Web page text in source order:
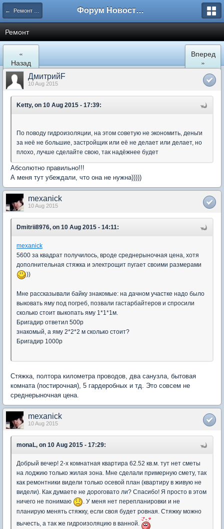
← Ремонт и обустройство Форум Новостройки
Ремонт
«
Назад
Вперед
»
ДмитрийF
10 Aug 2015
Ketty, on 10 Aug 2015 - 17:39:
По поводу гидроизоляции, на этом советую не экономить, деньги
за неё не большие, застройщик или её не делает или делает, но
плохо, лучше сделайте свою, так надёжнее будет
Абсолютно правильно!!!
А меня тут убеждали, что она не нужна)))))
mexanick
10 Aug 2015
Dmitrii8976, on 10 Aug 2015 - 14:11:
mexanick
5600 за квадрат получилось, вроде среднерыночная цена, хотя
дополнительная стяжка и электрощит пугает своими размерами
))
Мне рассказывали байку знакомые: на дачном участке надо было
выковать яму под погреб, позвали гастарбайтеров и спросили
сколько стоит выкопать яму 1*1*1м.
Бригадир ответил 500р
знакомый, а яму 2*2*2 м сколько стоит?
Бригадир 1000р
Стяжка, полтора километра проводов, два санузла, бытовая
комната (постирочная), 5 гардеробных и тд. Это совсем не
среднерыночная цена.
mexanick
10 Aug 2015
monaL, on 10 Aug 2015 - 17:29:
Добрый вечер! 2-х комнатная квартира 62.52 кв.м. тут нет сметы
на лоджию только жилая зона. Мне сделали примерную смету, так
как ремонтники видели только осевой план (квартиру в живую не
видели). Как думаете не дороговато ли? Спасибо! Я просто в этом
ничего не понимаю
. У меня нет перепланировки и не
планирую менять стяжку, если своя будет ровная. Стяжку можно
вычесть, а так же гидроизоляцию в ванной.